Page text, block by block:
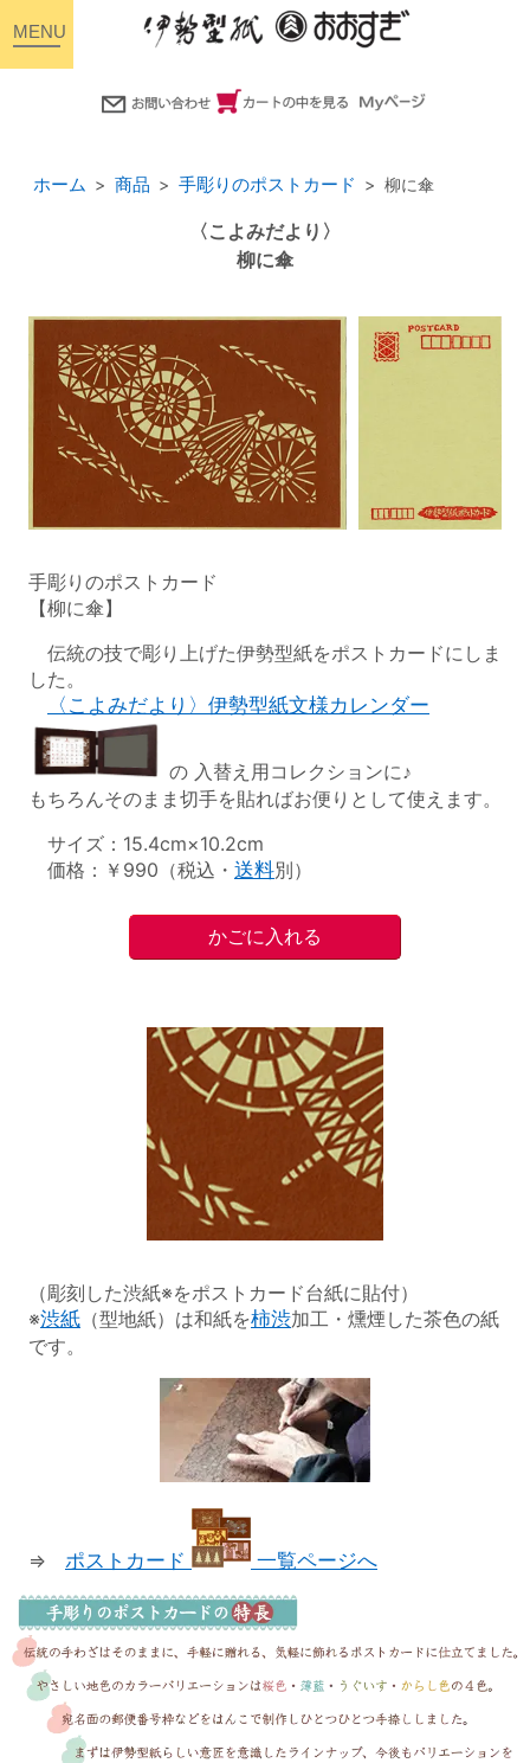
ホーム 商品 手彫りのポストカード 柳に傘
〈こよみだより〉
柳に傘
手彫りのポストカード
【柳に傘】
伝統の技で彫り上げた伊勢型紙をポストカードにしま
した。
〈こよみだより〉伊勢型紙文様カレンダー
の 入替え用コレクションに♪
もちろんそのまま切手を貼ればお便りとして使えます。
サイズ：15.4cm×10.2cm
価格：￥990（税込・ 送料別）
（彫刻した渋紙※をポストカード台紙に貼付）
※渋紙 （型地紙）は和紙を柿渋加工・燻煙した茶色の紙
です。
⇒ ポストカード 一覧ページへ
toggle
navigation